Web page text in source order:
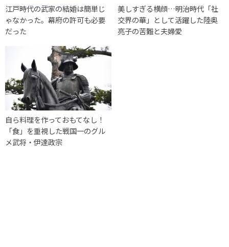
江戸時代の武家の結婚は簡単じ
ゃなかった。幕府の許可も必要
だった
美しすぎる横顔…明治時代「社
交界の華」として活躍した陸奥
亮子の苦難と夫婦愛
自ら料理を作っておもてなし！
「食」を重視した戦国一のグル
メ武将・伊達政宗